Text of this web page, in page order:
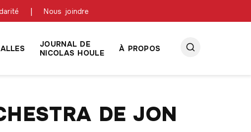
Nous joindre
JOURNAL DE
NICOLAS HOULE
À PROPOS
DE JON